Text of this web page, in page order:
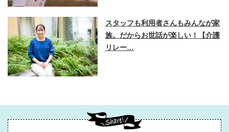
スタッフも利用者さんもみんなが家
族。だからお世話が楽しい！【介護
リレー…